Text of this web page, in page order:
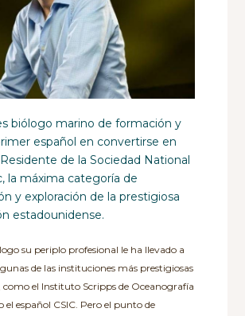
biólogo marino de formación y
español en convertirse en
de la Sociedad National
la máxima categoría de
y exploración de la prestigiosa
estadounidense.
su periplo profesional le ha llevado a
de las instituciones más prestigiosas
el Instituto Scripps de Oceanografía
el español CSIC. Pero el punto de